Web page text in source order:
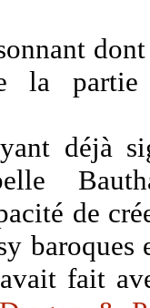
la partie
déjà
de
baroques
fait